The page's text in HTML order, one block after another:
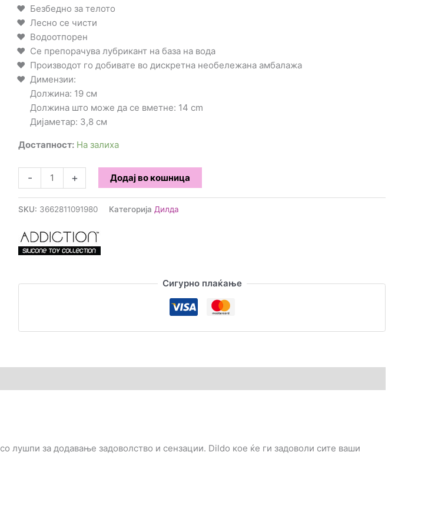
Безбедно за телото
Лесно се чисти
Водоотпорен
Се препорачува лубрикант на база на вода
Производот го добивате во дискретна необележана амбалажа
Димензии:
Должина: 19 см
Должина што може да се вметне: 14 cm
Дијаметар: 3,8 см
Достапност: На залиха
-
Hyleos
18
cm
количина
+ Додај во кошница
SKU: 3662811091980 Категорија Дилда
Сигурно плаќање
лушпи за додавање задоволство и сензации. Dildo кое ќе ги задоволи сите ваши